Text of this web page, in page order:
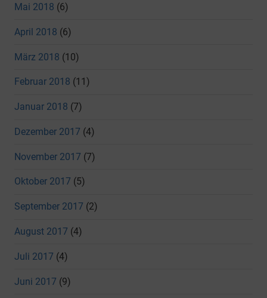
Mai 2018 (6)
April 2018 (6)
März 2018 (10)
Februar 2018 (11)
Januar 2018 (7)
Dezember 2017 (4)
November 2017 (7)
Oktober 2017 (5)
September 2017 (2)
August 2017 (4)
Juli 2017 (4)
Juni 2017 (9)